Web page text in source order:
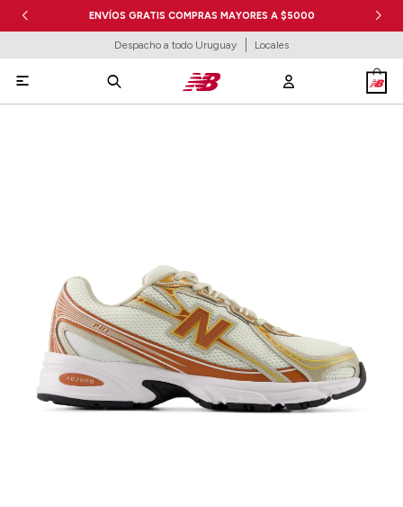
ENVÍOS GRATIS COMPRAS MAYORES A $5000
Despacho a todo Uruguay Locales
